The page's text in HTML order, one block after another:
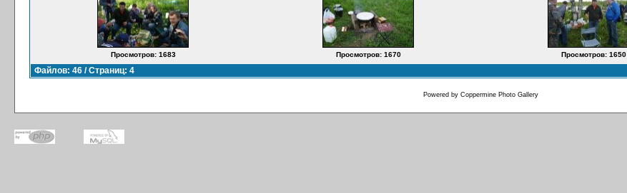
Просмотров: 1683 Просмотров: 1670 Просмотров: 1650
Файлов: 46 / Страниц: 4
Powered by Coppermine Photo Gallery